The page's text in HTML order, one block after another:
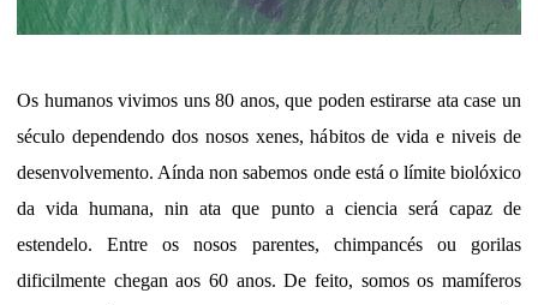
Os humanos vivimos uns 80 anos, que poden estirarse ata case un
século dependendo dos nosos xenes, hábitos de vida e niveis de
desenvolvemento. Aínda non sabemos onde está o límite biolóxico
da vida humana, nin ata que punto a ciencia será capaz de
estendelo. Entre os nosos parentes, chimpancés ou gorilas
dificilmente chegan aos 60 anos. De feito, somos os mamíferos